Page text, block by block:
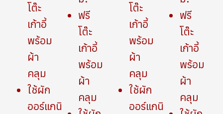
โต๊ะ
เก้าอี้
พร้อม
ผ้า
คลุม
ใช้ผัก
ออร์แกนิ
ฟรี
โต๊ะ
เก้าอี้
พร้อม
ผ้า
คลุม
โต๊ะ
เก้าอี้
พร้อม
ผ้า
คลุม
ใช้ผัก
ออร์แกนิ
ฟรี
โต๊ะ
เก้าอี้
พร้อม
ผ้า
คลุม